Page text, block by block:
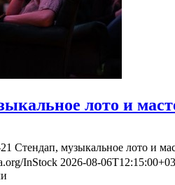
лото и
Стендап, музыкальное лото и
InStock 2026-08-